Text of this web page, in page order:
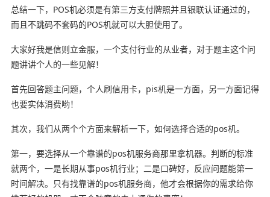
总结一下，POS机必须是有第三方支付牌照并且银联认证通过的，
而且不跳码不套码的POS机就可以大胆使用了。
大家好我是信则立金服，一个支付行业的从业者，对于题主这个问
题讲讲个人的一些见解！
首先回答题主问题，个人刷信用卡，pis机是一方面，另一方面记得
也要实体消费哟！
其次，我们从两个个方面来解析一下，如何选择合适的pos机。
第一，要选择从一个靠谱的pos机服务商那里拿机器。判断的标准
就两个，一是长期从事pos机行业；二是口碑好，反应问题能第一
时间解决。只有找靠谱的pos机服务商，他才会根据你的需求给你